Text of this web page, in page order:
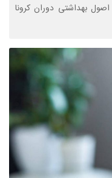
بهداشتی دوران کرونا